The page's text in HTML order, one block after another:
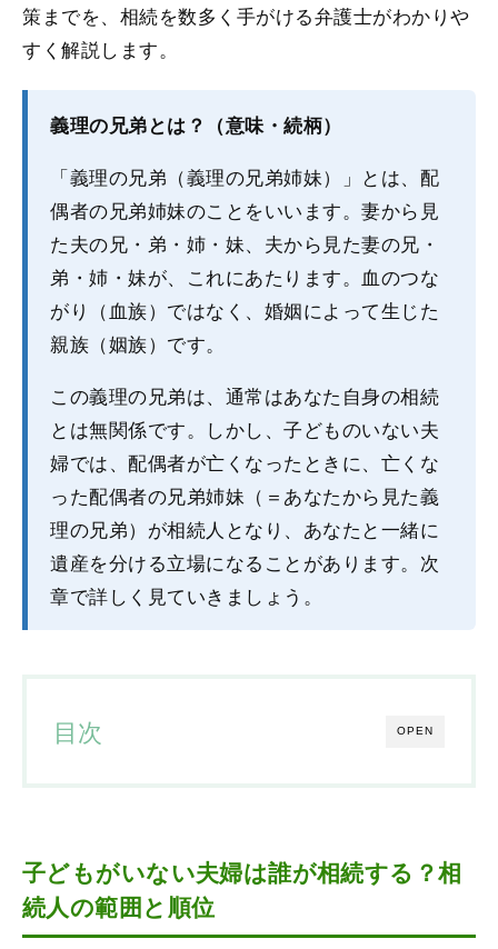
策までを、相続を数多く手がける弁護士がわかりや
すく解説します。
義理の兄弟とは？（意味・続柄）
「義理の兄弟（義理の兄弟姉妹）」とは、配
偶者の兄弟姉妹のことをいいます。妻から見
た夫の兄・弟・姉・妹、夫から見た妻の兄・
弟・姉・妹が、これにあたります。血のつな
がり（血族）ではなく、婚姻によって生じた
親族（姻族）です。
この義理の兄弟は、通常はあなた自身の相続
とは無関係です。しかし、子どものいない夫
婦では、配偶者が亡くなったときに、亡くな
った配偶者の兄弟姉妹（＝あなたから見た義
理の兄弟）が相続人となり、あなたと一緒に
遺産を分ける立場になることがあります。次
章で詳しく見ていきましょう。
OPEN
目次
子どもがいない夫婦は誰が相続する？相
続人の範囲と順位